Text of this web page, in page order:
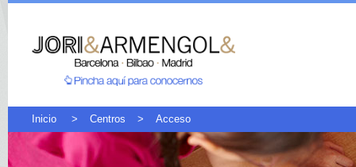
Inicio > Centros > Acceso